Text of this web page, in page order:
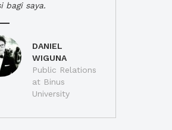
bagi saya.
DANIEL
WIGUNA
Public Relations
at Binus
University